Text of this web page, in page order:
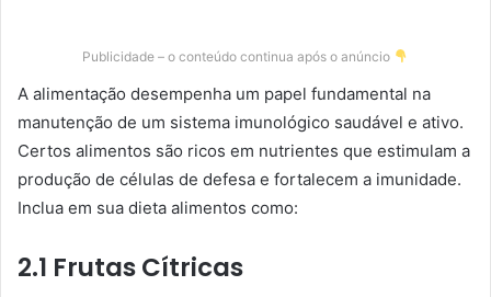
Publicidade – o conteúdo continua após o anúncio
A alimentação desempenha um papel fundamental na
manutenção de um sistema imunológico saudável e ativo.
Certos alimentos são ricos em nutrientes que estimulam a
produção de células de defesa e fortalecem a imunidade.
Inclua em sua dieta alimentos como:
2.1 Frutas Cítricas